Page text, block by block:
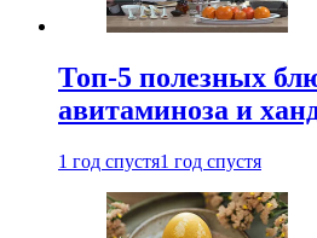
Топ-5 полезных
авитаминоза и
1 год спустя1 год спустя